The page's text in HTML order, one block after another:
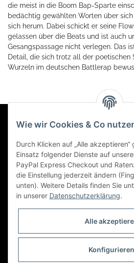
die meist in die Boom Bap-Sparte
bedächtig gewählten Worten über
sich herum. Dabei schickt er seine
gelassen über die Beats und ist auch
Gesangspassage nicht verlegen. Das
Detail, die sich trotz all der poetischen
Wurzeln im deutschen Battlerap
Gesetzliche Informationen
Social Engagement
Wie wir Cookies & Co
Durch Klicken auf „Alle
Einsatz folgender Dienste auf
PayPal Express Checkout und
die Einstellung jederzeit ändern
unten). Weitere Details finden Sie
in unserer Datenschutzerklärung.
Alle
Konfigurieren